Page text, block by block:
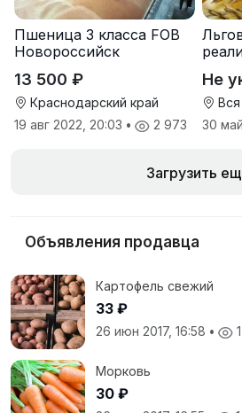
Пшеница 3 класса FOB
Новороссийск
13 500 ₽
Краснодарский край
19 авг 2022, 20:03 • 2 973
Не
30
Загрузить
Объявления продавца
Картофель свежий
33 ₽
26 июн 2017, 16:58 •
Морковь
30 ₽